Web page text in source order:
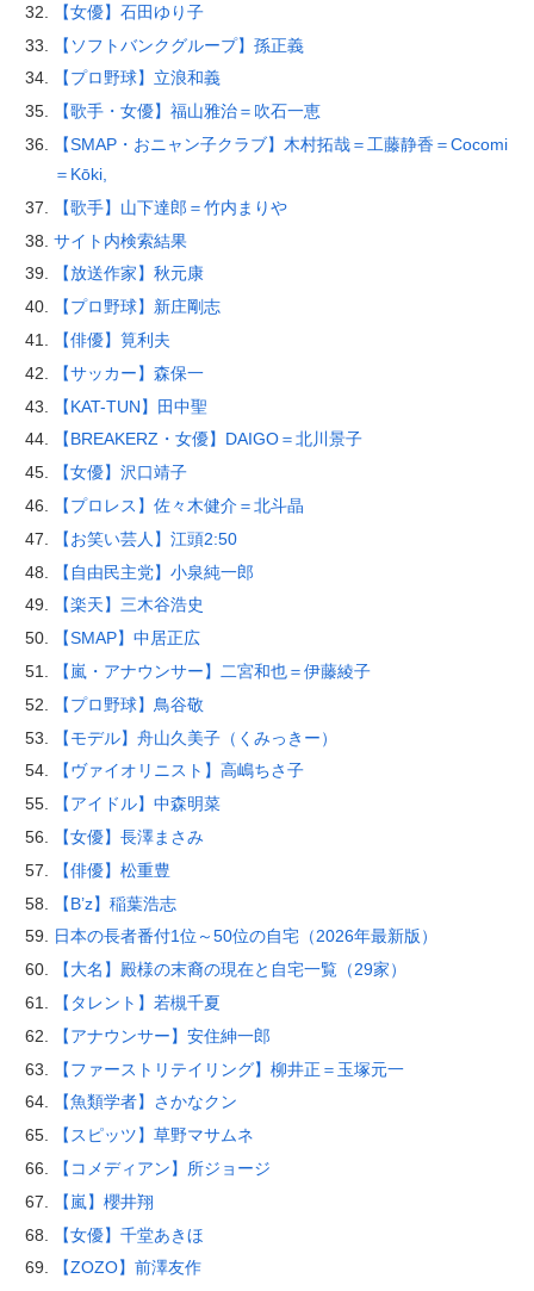
【女優】石田ゆり子
【ソフトバンクグループ】孫正義
【プロ野球】立浪和義
【歌手・女優】福山雅治＝吹石一恵
【SMAP・おニャン子クラブ】木村拓哉＝工藤静香＝Cocomi
＝Kōki,
【歌手】山下達郎＝竹内まりや
サイト内検索結果
【放送作家】秋元康
【プロ野球】新庄剛志
【俳優】筧利夫
【サッカー】森保一
【KAT-TUN】田中聖
【BREAKERZ・女優】DAIGO＝北川景子
【女優】沢口靖子
【プロレス】佐々木健介＝北斗晶
【お笑い芸人】江頭2:50
【自由民主党】小泉純一郎
【楽天】三木谷浩史
【SMAP】中居正広
【嵐・アナウンサー】二宮和也＝伊藤綾子
【プロ野球】鳥谷敬
【モデル】舟山久美子（くみっきー）
【ヴァイオリニスト】高嶋ちさ子
【アイドル】中森明菜
【女優】長澤まさみ
【俳優】松重豊
【B’z】稲葉浩志
日本の長者番付1位～50位の自宅（2026年最新版）
【大名】殿様の末裔の現在と自宅一覧（29家）
【タレント】若槻千夏
【アナウンサー】安住紳一郎
【ファーストリテイリング】柳井正＝玉塚元一
【魚類学者】さかなクン
【スピッツ】草野マサムネ
【コメディアン】所ジョージ
【嵐】櫻井翔
【女優】千堂あきほ
【ZOZO】前澤友作